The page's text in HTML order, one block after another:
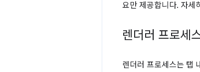
요만 제공합니다. 자세
렌더러 프로세
렌더러 프로세스는 탭